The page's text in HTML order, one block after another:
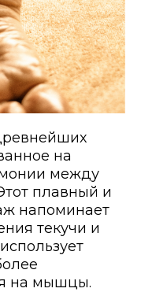
на
между
плавный и
напоминает
текучи и
на мышцы.